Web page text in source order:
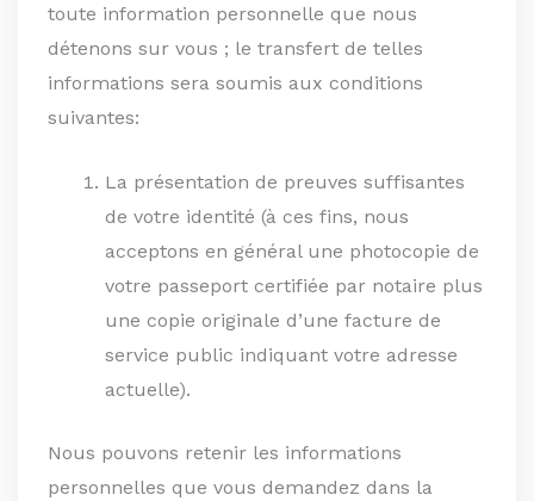
toute information personnelle que nous
détenons sur vous ; le transfert de telles
informations sera soumis aux conditions
suivantes:
La présentation de preuves suffisantes
de votre identité (à ces fins, nous
acceptons en général une photocopie de
votre passeport certifiée par notaire plus
une copie originale d’une facture de
service public indiquant votre adresse
actuelle).
Nous pouvons retenir les informations
personnelles que vous demandez dans la